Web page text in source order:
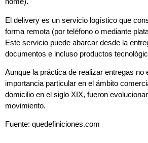
El delivery es un servicio logístico que
forma remota (por teléfono o mediante
Este servicio puede abarcar desde la
documentos e incluso productos
Aunque la práctica de realizar entregas
importancia particular en el ámbito
domicilio en el siglo XIX, fueron
movimiento.
Fuente: quedefiniciones.com